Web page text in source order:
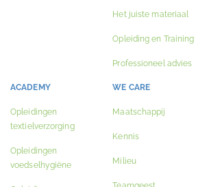
Het juiste materiaal
Opleiding en Training
Professioneel advies
ACADEMY
Opleidingen
textielverzorging
Opleidingen
voedselhygiëne
WE CARE
Maatschappij
Kennis
Milieu